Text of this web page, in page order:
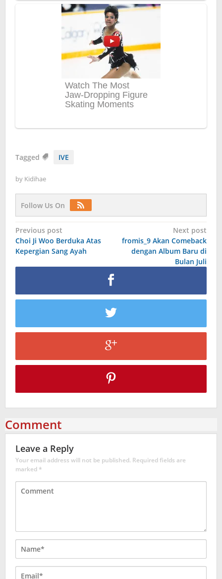
Tagged IVE
by Kidihae
Follow Us On
Post
navigation
Previous post
Choi Ji Woo Berduka Atas
Kepergian Sang Ayah
Next post
fromis_9 Akan Comeback
dengan Album Baru di
Bulan Juli
Comment
Leave a Reply
Your email address will not be published. Required fields are
marked*